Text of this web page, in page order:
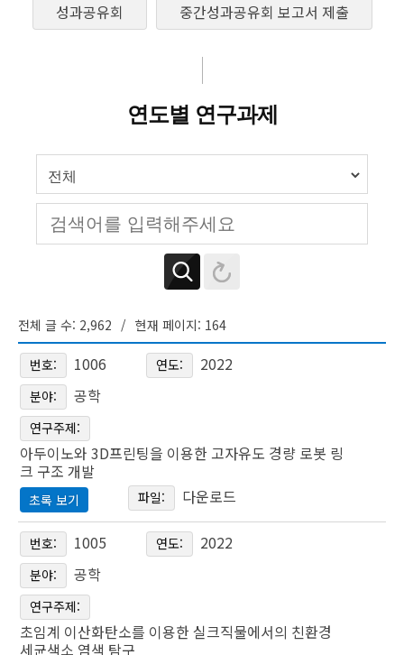
성과공유회
중간성과공유회 보고서 제출
연도별 연구과제
전체 글 수: 2,962 현재 페이지: 164
번호: 1006 연도: 2022
분야: 공학
연구주제:
아두이노와 3D프린팅을 이용한 고자유도 경량 로봇 링
크 구조 개발
초록 보기 파일: 다운로드
아두이노와 3D프린팅을 이용한 고자유도 경량 로봇
링크 구조 개발
Development of a lightweight high-freedom robotic
arm linkage system using 3D printing and arduino
번호: 1005 연도: 2022
분야: 공학
연구주제:
초임계 이산화탄소를 이용한 실크직물에서의 친환경
세균색소 염색 탐구